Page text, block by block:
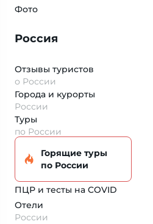
Фото
Россия
Отзывы туристов
о России
Города и курорты
России
Туры
по России
Горящие туры
по России
ПЦР и тесты на COVID
Отели
России